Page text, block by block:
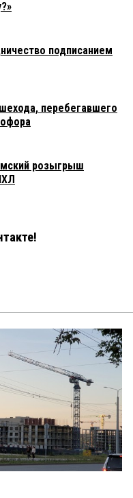
подписанием
перебегавшего
розыгрыш